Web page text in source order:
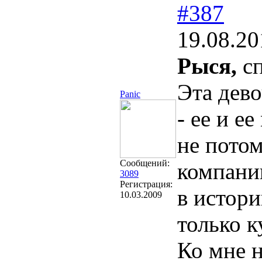
Panic
Сообщений:
3089
Регистрация:
10.03.2009
#387
Рыся,
Эта
- ее и
не
в
только
Ко мне